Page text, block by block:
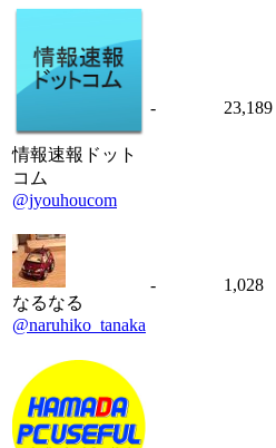
情報速報ドット
コム
@jyouhoucom
- 23,189
なるなる
@naruhiko_tanaka
- 1,028